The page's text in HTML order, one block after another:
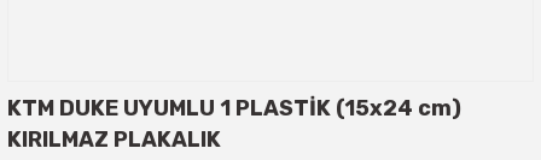
KTM DUKE UYUMLU 1 PLASTİK (15x24 cm)
KIRILMAZ PLAKALIK